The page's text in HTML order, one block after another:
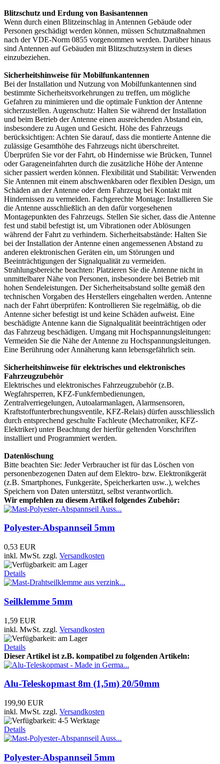
Blitzschutz und Erdung von Basisantennen
Wenn durch einen Blitzeinschlag in Antennen Gebäude oder
Personen geschädigt werden können, müssen Schutzmaßnahmen
nach der VDE-Norm 0855 vorgenommen werden. Darüber hinaus
sind Antennen auf Gebäuden mit Blitzschutzsystem in dieses
einzubeziehen.
Sicherheitshinweise für Mobilfunkantennen
Bei der Installation und Nutzung von Mobilfunkantennen sind
bestimmte Sicherheitsvorkehrungen zu treffen, um mögliche
Gefahren zu minimieren und die optimale Funktion der Antenne
sicherzustellen. Augenschutz: Halten Sie während der Installation
und beim Betrieb der Antenne einen ausreichenden Abstand ein,
insbesondere zu Augen und Gesicht. Höhe des Fahrzeugs
berücksichtigen: Achten Sie darauf, dass die montierte Antenne die
zulässige Gesamthöhe des Fahrzeugs nicht überschreitet.
Überprüfen Sie vor der Fahrt, ob Hindernisse wie Brücken, Tunnel
oder Garageneinfahrten durch die zusätzliche Höhe der Antenne
sicher passiert werden können. Flexibilität und Stabilität: Verwenden
Sie Antennen mit einem abschwenkbaren oder flexiblen Design, um
Schäden an der Antenne oder dem Fahrzeug bei Kontakt mit
Hindernissen zu vermeiden. Fachgerechte Montage: Installieren Sie
die Antenne ausschließlich an den dafür vorgesehenen
Montagepunkten des Fahrzeugs. Stellen Sie sicher, dass die Antenne
fest und stabil befestigt ist, um Vibrationen oder Ablösungen
während der Fahrt zu verhindern. Sicherheitsabstände: Halten Sie
bei der Installation der Antenne einen angemessenen Abstand zu
anderen elektronischen Geräten ein, um Störungen und
Beeinträchtigungen der Signalqualität zu vermeiden.
Strahlungsbereiche beachten: Platzieren Sie die Antenne nicht in
unmittelbarer Nähe von Personen, insbesondere bei Betrieb mit
hohen Sendeleistungen. Der Sicherheitsabstand sollte gemäß den
technischen Vorgaben des Herstellers eingehalten werden. Antenne
nach der Fahrt überprüfen: Kontrollieren Sie regelmäßig, ob die
Antenne sicher befestigt ist und keine Schäden aufweist. Eine
beschädigte Antenne kann die Signalqualität beeinträchtigen oder
das Fahrzeug beschädigen. Umgang mit Hochspannungsleitungen:
Vermeiden Sie die Nähe der Antenne zu Hochspannungsleitungen.
Eine Berührung oder Annäherung kann lebensgefährlich sein.
Sicherheitshinweise für elektrisches und elektronisches
Fahrzeugzubehör
Elektrisches und elektronisches Fahrzeugzubehör (z.B.
Wegfahrsperren, KFZ-Funkfernbedienungen,
Zentralverriegelungen, Autoalarmanlagen, Alarmsensoren,
Kraftstoffunterbrechungsventile, KFZ-Relais) dürfen ausschliesslich
durch entsprechend geschulte Fachleute (Mechatroniker, KFZ-
Elektriker) unter Beachtung der hierfür geltenden Vorschriften
installiert und Programmiert werden.
Datenlöschung
Bitte beachten Sie: Jeder Verbraucher ist für das Löschen von
personenbezogenen Daten auf dem Elektro- bzw. Elektronikgerät
(z.B. Smartphones, Funkgeräte, Speicherkarten usw..), welches
Speichern von Daten unterstützt, selbst verantwortlich.
Wir empfehlen zu diesem Artikel folgendes Zubehör:
Polyester-Abspannseil 5mm
0,53 EUR
inkl. MwSt. zzgl. Versandkosten
Details
Seilklemme 5mm
1,59 EUR
inkl. MwSt. zzgl. Versandkosten
Details
Dieser Artikel ist z.B. kompatibel zu folgenden Artikeln:
Alu-Teleskopmast 8m (1,5m) 20/50mm
199,90 EUR
inkl. MwSt. zzgl. Versandkosten
Details
Polyester-Abspannseil 5mm